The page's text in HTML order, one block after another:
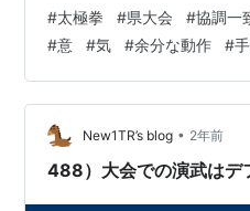
て居ても、一つ一つが正し
勁はご法度で、ゴツゴツし
も、決める所はちゃんと決
の為には見せ場となる所は
は勿論だが、首筋を伸ばし
決めて欲しい。 ②済んだ動
#太極拳 #県大会 #協調一
#意 #気 #余分な動作 #
New1TR’s blog • 2年前
488）大会での演武はデ